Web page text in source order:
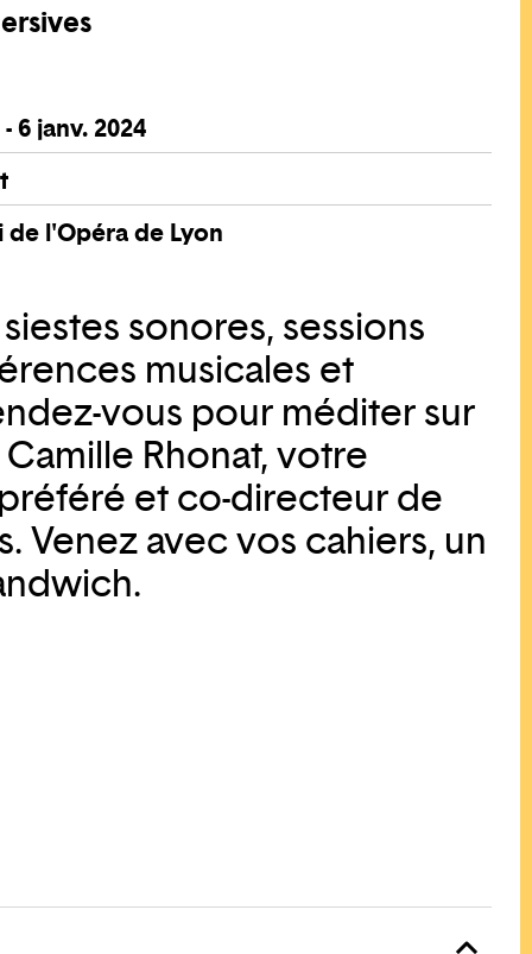
6 janv. 2024
de l'Opéra de Lyon
sonores, sessions
musicales et
vous pour méditer sur
Rhonat, votre
et co-directeur de
Venez avec vos cahiers, un